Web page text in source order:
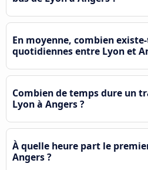
En moyenne, combien
quotidiennes entre Lyon et
Combien de temps dure un
Lyon à Angers ?
À quelle heure part le
Angers ?